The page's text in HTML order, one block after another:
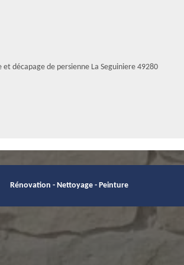
et décapage de persienne La Seguiniere 49280
Rénovation - Nettoyage - Peinture